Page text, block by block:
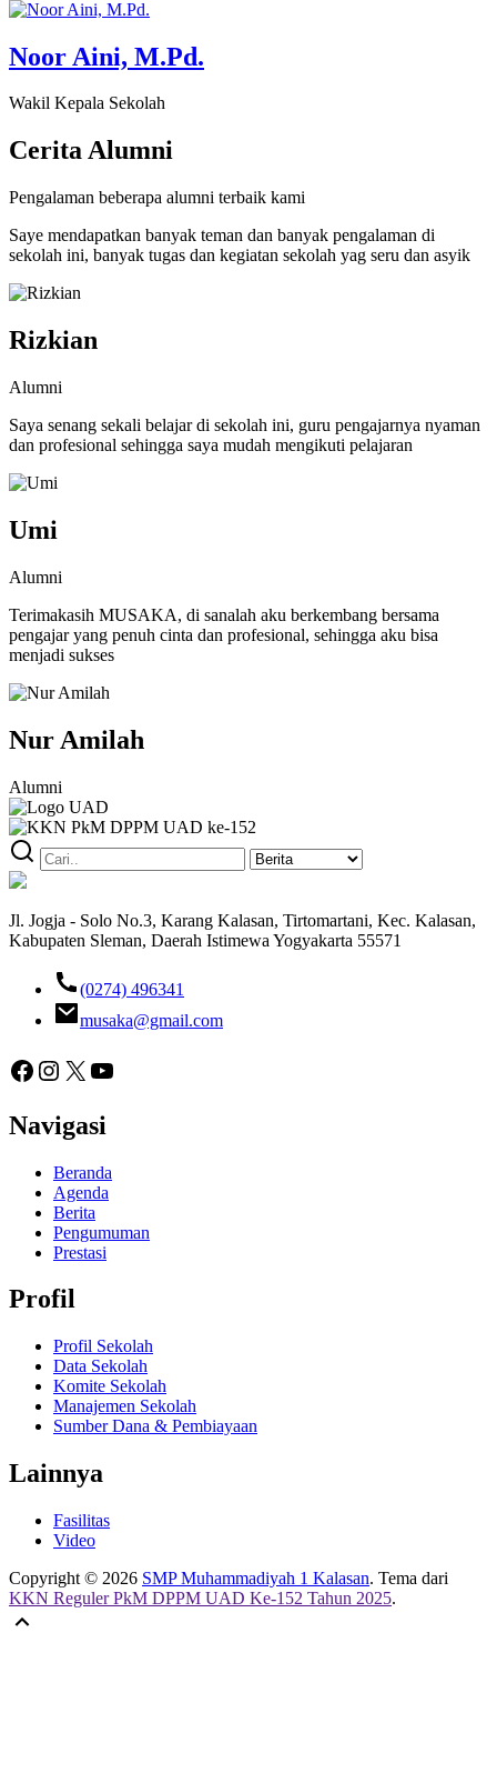
Noor Aini, M.Pd.
Wakil Kepala Sekolah
CeritaAlumni
Pengalaman beberapa alumni terbaik kami
Saye mendapatkan banyak teman dan banyak pengalaman di
sekolah ini, banyak tugas dan kegiatan sekolah yag seru dan asyik
Rizkian
Alumni
Saya senang sekali belajar di sekolah ini, guru pengajarnya nyaman
dan profesional sehingga saya mudah mengikuti pelajaran
Umi
Alumni
Terimakasih MUSAKA, di sanalah aku berkembang bersama
pengajar yang penuh cinta dan profesional, sehingga aku bisa
menjadi sukses
Nur Amilah
Alumni
Jl. Jogja - Solo No.3, Karang Kalasan, Tirtomartani, Kec. Kalasan,
Kabupaten Sleman, Daerah Istimewa Yogyakarta 55571
(0274) 496341
musaka@gmail.com
Facebook
Instagram
X YouTube
Navigasi
Beranda
Agenda
Berita
Pengumuman
Prestasi
Profil
Profil Sekolah
Data Sekolah
Komite Sekolah
Manajemen Sekolah
Sumber Dana & Pembiayaan
Lainnya
Fasilitas
Video
Copyright © 2026 SMP Muhammadiyah 1 Kalasan. Tema dari
KKN Reguler PkM DPPM UAD Ke-152 Tahun 2025.